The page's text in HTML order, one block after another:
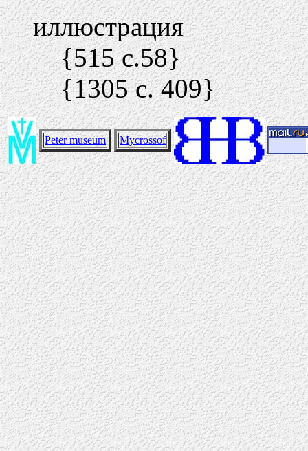
иллюстрация
{515 c.58}
{1305 c. 409}
Peter museum Mycrossof